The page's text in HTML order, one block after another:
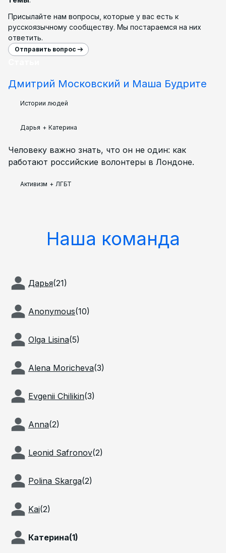
Дмитрий Московский и Маша Будрите
Истории людей
Дарья + Катерина
Человеку важно знать, что он не один: как
работают российские волонтеры в Лондоне.
Активизм + ЛГБТ
Присылайте нам вопросы, которые у вас есть к
русскоязычному сообществу. Мы постараемся на них
ответить.
Отправить вопрос
Наша команда
Дарья(21)
Anonymous(10)
Olga Lisina(5)
Alena Moricheva(3)
Evgenii Chilikin(3)
Anna(2)
Leonid Safronov(2)
Polina Skarga(2)
Kai(2)
Катерина(1)